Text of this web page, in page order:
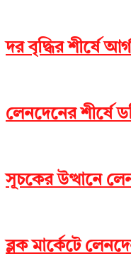
দর বৃদ্ধির শীর্ষে
লেনদেনের শীর্ষে
সূচকের উত্থানে
ব্লক মার্কেটে